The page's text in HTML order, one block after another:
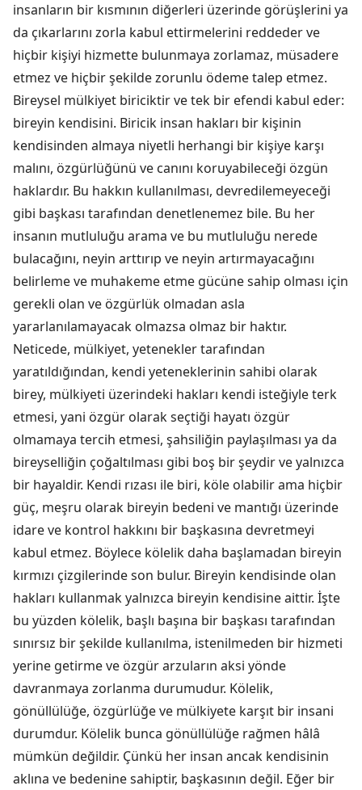
insanların bir kısmının diğerleri üzerinde görüşlerini ya
da çıkarlarını zorla kabul ettirmelerini reddeder ve
hiçbir kişiyi hizmette bulunmaya zorlamaz, müsadere
etmez ve hiçbir şekilde zorunlu ödeme talep etmez.
Bireysel mülkiyet biriciktir ve tek bir efendi kabul eder:
bireyin kendisini. Biricik insan hakları bir kişinin
kendisinden almaya niyetli herhangi bir kişiye karşı
malını, özgürlüğünü ve canını koruyabileceği özgün
haklardır. Bu hakkın kullanılması, devredilemeyeceği
gibi başkası tarafından denetlenemez bile. Bu her
insanın mutluluğu arama ve bu mutluluğu nerede
bulacağını, neyin arttırıp ve neyin artırmayacağını
belirleme ve muhakeme etme gücüne sahip olması için
gerekli olan ve özgürlük olmadan asla
yararlanılamayacak olmazsa olmaz bir haktır.
Neticede, mülkiyet, yetenekler tarafından
yaratıldığından, kendi yeteneklerinin sahibi olarak
birey, mülkiyeti üzerindeki hakları kendi isteğiyle terk
etmesi, yani özgür olarak seçtiği hayatı özgür
olmamaya tercih etmesi, şahsiliğin paylaşılması ya da
bireyselliğin çoğaltılması gibi boş bir şeydir ve yalnızca
bir hayaldir. Kendi rızası ile biri, köle olabilir ama hiçbir
güç, meşru olarak bireyin bedeni ve mantığı üzerinde
idare ve kontrol hakkını bir başkasına devretmeyi
kabul etmez. Böylece kölelik daha başlamadan bireyin
kırmızı çizgilerinde son bulur. Bireyin kendisinde olan
hakları kullanmak yalnızca bireyin kendisine aittir. İşte
bu yüzden kölelik, başlı başına bir başkası tarafından
sınırsız bir şekilde kullanılma, istenilmeden bir hizmeti
yerine getirme ve özgür arzuların aksi yönde
davranmaya zorlanma durumudur. Kölelik,
gönüllülüğe, özgürlüğe ve mülkiyete karşıt bir insani
durumdur. Kölelik bunca gönüllülüğe rağmen hâlâ
mümkün değildir. Çünkü her insan ancak kendisinin
aklına ve bedenine sahiptir, başkasının değil. Eğer bir